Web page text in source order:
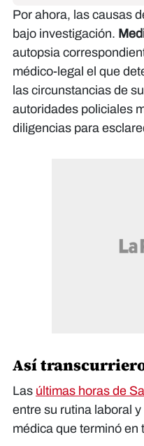
Por ahora, las causas
bajo investigación.
autopsia
médico-legal el que
las circunstancias de
autoridades policiales
diligencias para
Así
Las últimas horas de
entre su rutina laboral
médica que terminó en